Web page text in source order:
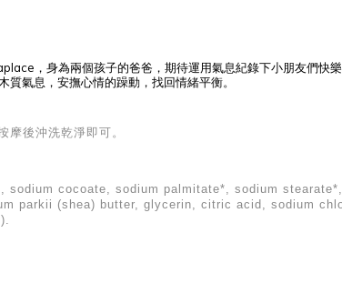
，身為兩個孩子的爸爸，期待運用氣息紀錄下小朋友們快
質氣息，安撫心情的躁動，找回情緒平衡。
摩後沖洗乾淨即可。
sodium cocoate, sodium palmitate*, sodium
parkii (shea) butter, glycerin, citric acid, sodium